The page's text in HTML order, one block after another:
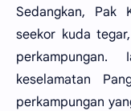
Sedangkan, Pak
seekor kuda
keselamatan
perkampungan